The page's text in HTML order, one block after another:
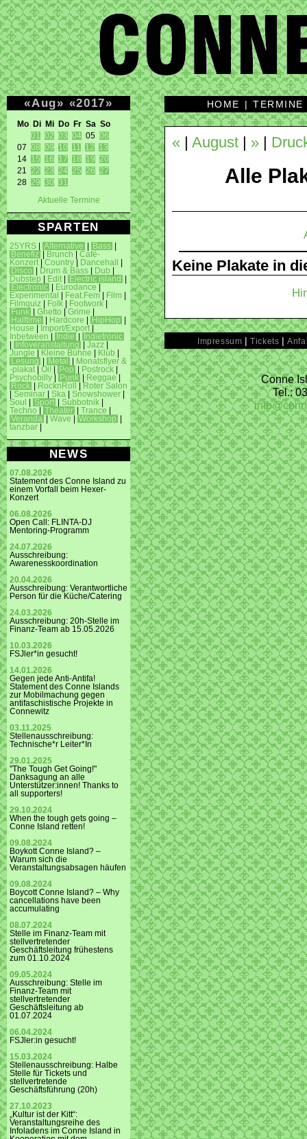
«Aug» «2017»
Mo Di Mi Do Fr Sa So
01
02 03 04 05 06
07 08 09 10 11 12
13
14 15 16 17 18 19
20
21 22 23 24 25 26
27
28 29 30 31
Aktuelle Termine
SPARTEN
25YRS Alternative Bass
Benefiz
Brunch
Café-
Konzert
Country Dancehall
Disco
Drum & Bass Dub
Dubstep
Edit Electric island
Electronic
Eurodance
Experimental
Feat.Fem Film
Filmquiz
Folk Footwork
Funk
Ghetto Grime
Halftime
Hardcore HipHop
House
Import/Export
Inbetween
Indie
Indietronic
Infoveranstaltung Jazz
Jungle
Kleine Bühne Klub
Lesung
Metal
Monatsflyer &
-plakat
Oi! Pop Postrock
Psychobilly
Punk Reggae
Rock
RocknRoll
Roter Salon
Seminar Ska Snowshower
Soul
Sport Subbotnik
Techno
Theater Trance
Veranda
Wave Workshop
tanzbar
NEWS
07.08.2026
Statement des Conne Island zu
einem Vorfall beim Hexer-
Konzert
06.08.2026
Open Call: FLINTA-DJ
Mentoring-Programm
24.07.2026
Ausschreibung:
Awarenesskoordination
20.04.2026
Ausschreibung: Verantwortliche
Person für die Küche/Catering
24.03.2026
Ausschreibung: 20h-Stelle im
Finanz-Team ab 15.05.2026
10.03.2026
FSJler*in gesucht!
14.01.2026
Gegen jede Anti-Antifa!
Statement des Conne Islands
zur Mobilmachung gegen
antifaschistische Projekte in
Connewitz
03.11.2025
Stellenausschreibung:
Technische*r Leiter*In
29.01.2025
"The Tough Get Going!"
Danksagung an alle
Unterstützer:innen! Thanks to
all supporters!
29.10.2024
When the tough gets going –
Conne Island retten!
09.08.2024
Boykott Conne Island? –
Warum sich die
Veranstaltungsabsagen häufen
09.08.2024
Boycott Conne Island? – Why
cancellations have been
accumulating
08.07.2024
Stelle im Finanz-Team mit
stellvertretender
Geschäftsleitung frühestens
zum 01.10.2024
09.05.2024
Ausschreibung: Stelle im
Finanz-Team mit
stellvertretender
Geschäftsleitung ab
01.07.2024
06.04.2024
FSJler:in gesucht!
15.03.2024
Stellenausschreibung: Halbe
Stelle für Tickets und
stellvertretende
Geschäftsführung (20h)
27.10.2023
„Kultur ist der Kitt“:
Veranstaltungsreihe des
Infoladens im Conne Island in
HOME |TERMINE
« August »
Alle
Keine Plakate in
Impressum |Tickets |
Conne
Tel.: